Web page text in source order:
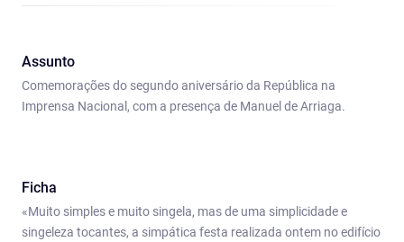
Assunto
Comemorações do segundo aniversário da República na
Imprensa Nacional, com a presença de Manuel de Arriaga.
Ficha
«Muito simples e muito singela, mas de uma simplicidade e
singeleza tocantes, a simpática festa realizada ontem no edifício